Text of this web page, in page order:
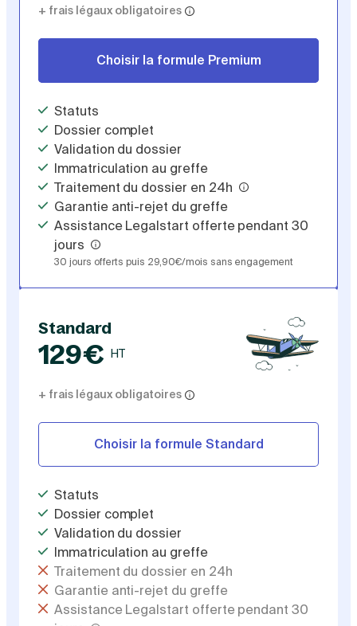
+ frais légaux obligatoires
Choisir la formule Premium
Statuts
Dossier complet
Validation du dossier
Immatriculation au greffe
Traitement du dossier en 24h
Garantie anti-rejet du greffe
Assistance Legalstart offerte pendant 30
jours
30 jours offerts puis 29,90€/mois sans engagement
Standard
129€ HT
+ frais légaux obligatoires
Choisir la formule Standard
Statuts
Dossier complet
Validation du dossier
Immatriculation au greffe
Traitement du dossier en 24h
Garantie anti-rejet du greffe
Assistance Legalstart offerte pendant 30